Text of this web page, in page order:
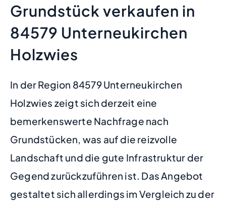
Grundstück verkaufen in
84579 Unterneukirchen
Holzwies
In der Region 84579 Unterneukirchen
Holzwies zeigt sich derzeit eine
bemerkenswerte Nachfrage nach
Grundstücken, was auf die reizvolle
Landschaft und die gute Infrastruktur der
Gegend zurückzuführen ist. Das Angebot
gestaltet sich allerdings im Vergleich zu der